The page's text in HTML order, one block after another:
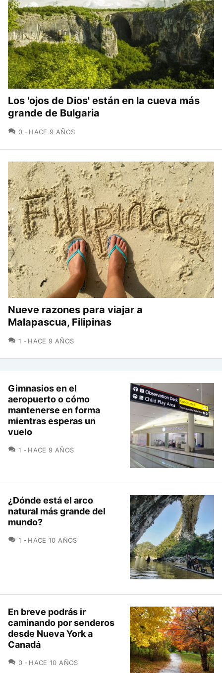
Los 'ojos de Dios' están en la cueva más
grande de Bulgaria
0 COMENTARIOS
HACE 9 AÑOS
Nueve razones para viajar a
Malapascua, Filipinas
1 COMENTARIOS
HACE 9 AÑOS
Gimnasios en el
aeropuerto o cómo
mantenerse en forma
mientras esperas un
vuelo
1 COMENTARIOS
HACE 9 AÑOS
¿Dónde está el arco
natural más grande del
mundo?
1 COMENTARIOS
HACE 10 AÑOS
En breve podrás ir
caminando por senderos
desde Nueva York a
Canadá
0 COMENTARIOS
HACE 10 AÑOS